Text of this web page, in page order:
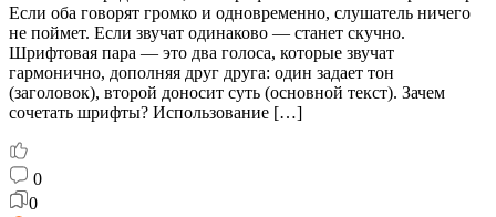
Если оба говорят громко и одновременно, слушатель ничего
не поймет. Если звучат одинаково — станет скучно.
Шрифтовая пара — это два голоса, которые звучат
гармонично, дополняя друг друга: один задает тон
(заголовок), второй доносит суть (основной текст). Зачем
сочетать шрифты? Использование […]
0
0